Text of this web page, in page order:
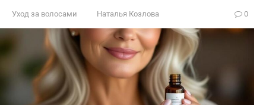
Уход за волосами Наталья Козлова 0